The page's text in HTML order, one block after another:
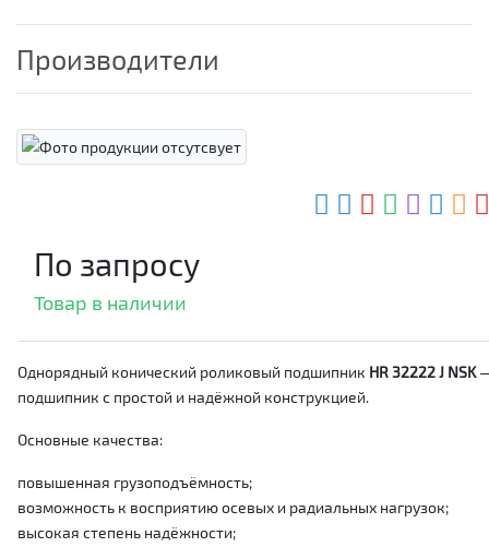
Производители
По запросу
Товар в наличии
Однорядный конический роликовый подшипник HR 32222 J NSK
подшипник с простой и надёжной конструкцией.
Основные качества:
повышенная грузоподъёмность;
возможность к восприятию осевых и радиальных нагрузок;
высокая степень надёжности;